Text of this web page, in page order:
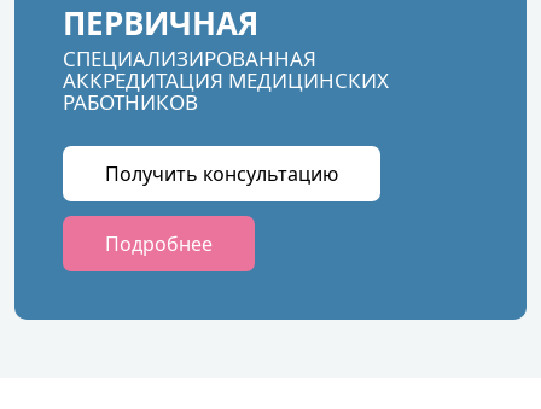
ПЕРВИЧНАЯ
СПЕЦИАЛИЗИРОВАННАЯ
АККРЕДИТАЦИЯ МЕДИЦИНСКИХ
РАБОТНИКОВ
Получить консультацию
Подробнее